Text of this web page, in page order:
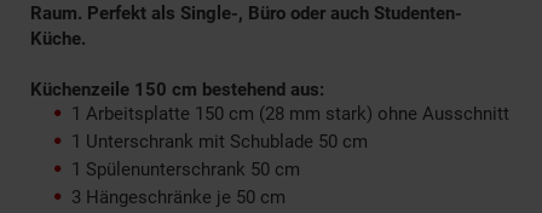
Raum. Perfekt als Single-, Büro oder auch Studenten-
Küche.
Küchenzeile 150 cm bestehend aus:
1 Arbeitsplatte 150 cm (28 mm stark) ohne Ausschnitt
1 Unterschrank mit Schublade 50 cm
1 Spülenunterschrank 50 cm
3 Hängeschränke je 50 cm